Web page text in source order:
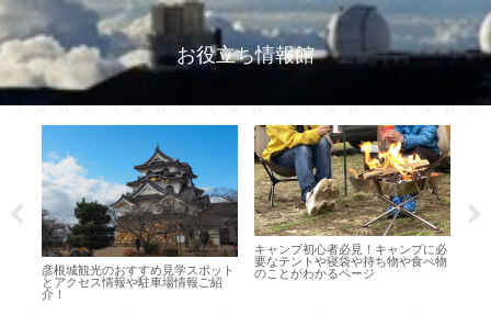
お役立ち情報館
彦根城観光のおすすめ見学スポット
とアクセス情報や駐車場情報ご紹
介！
キャンプ初心者必見！キャンプに必
要なテントや寝袋や持ち物や食べ物
のことがわかるページ